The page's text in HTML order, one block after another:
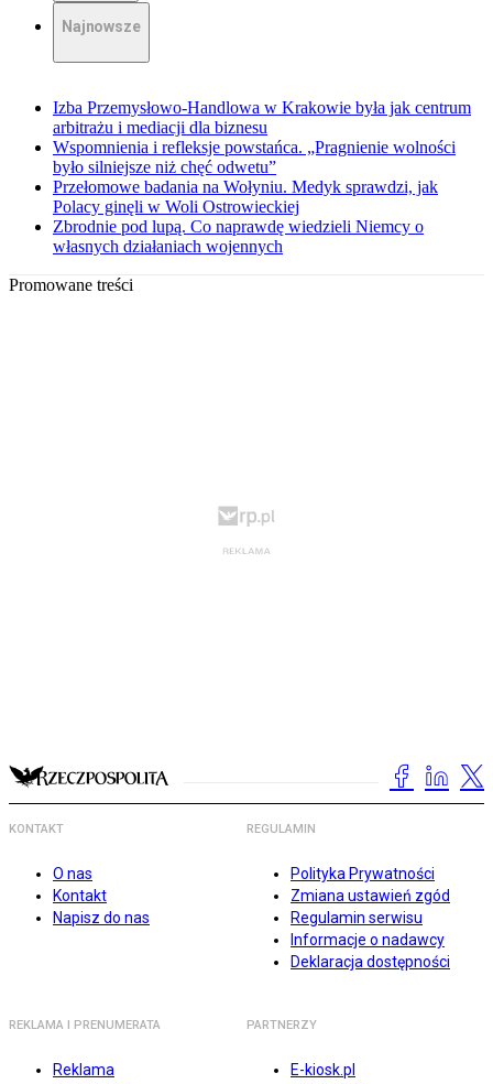
Najnowsze
Izba Przemysłowo-Handlowa w Krakowie była jak centrum
arbitrażu i mediacji dla biznesu
Wspomnienia i refleksje powstańca. „Pragnienie wolności
było silniejsze niż chęć odwetu”
Przełomowe badania na Wołyniu. Medyk sprawdzi, jak
Polacy ginęli w Woli Ostrowieckiej
Zbrodnie pod lupą. Co naprawdę wiedzieli Niemcy o
własnych działaniach wojennych
Promowane treści
KONTAKT
O nas
Kontakt
Napisz do nas
REGULAMIN
Polityka Prywatności
Zmiana ustawień zgód
Regulamin serwisu
Informacje o nadawcy
Deklaracja dostępności
REKLAMA I PRENUMERATA
Reklama
PARTNERZY
E-kiosk.pl